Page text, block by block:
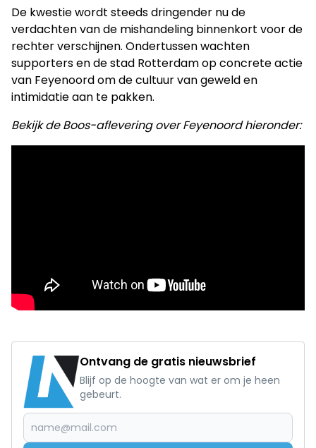
De kwestie wordt steeds dringender nu de
verdachten van de mishandeling binnenkort voor de
rechter verschijnen. Ondertussen wachten
supporters en de stad Rotterdam op concrete actie
van Feyenoord om de cultuur van geweld en
intimidatie aan te pakken.
Bekijk de Boos-aflevering over Feyenoord hieronder:
Ontvang de gratis nieuwsbrief
Blijf op de hoogte van wat er om je heen
gebeurt.